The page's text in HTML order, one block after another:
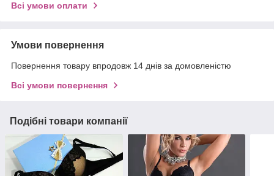
Всі умови оплати
Умови повернення
Повернення товару впродовж 14 днів за домовленістю
Всі умови повернення
Подібні товари компанії